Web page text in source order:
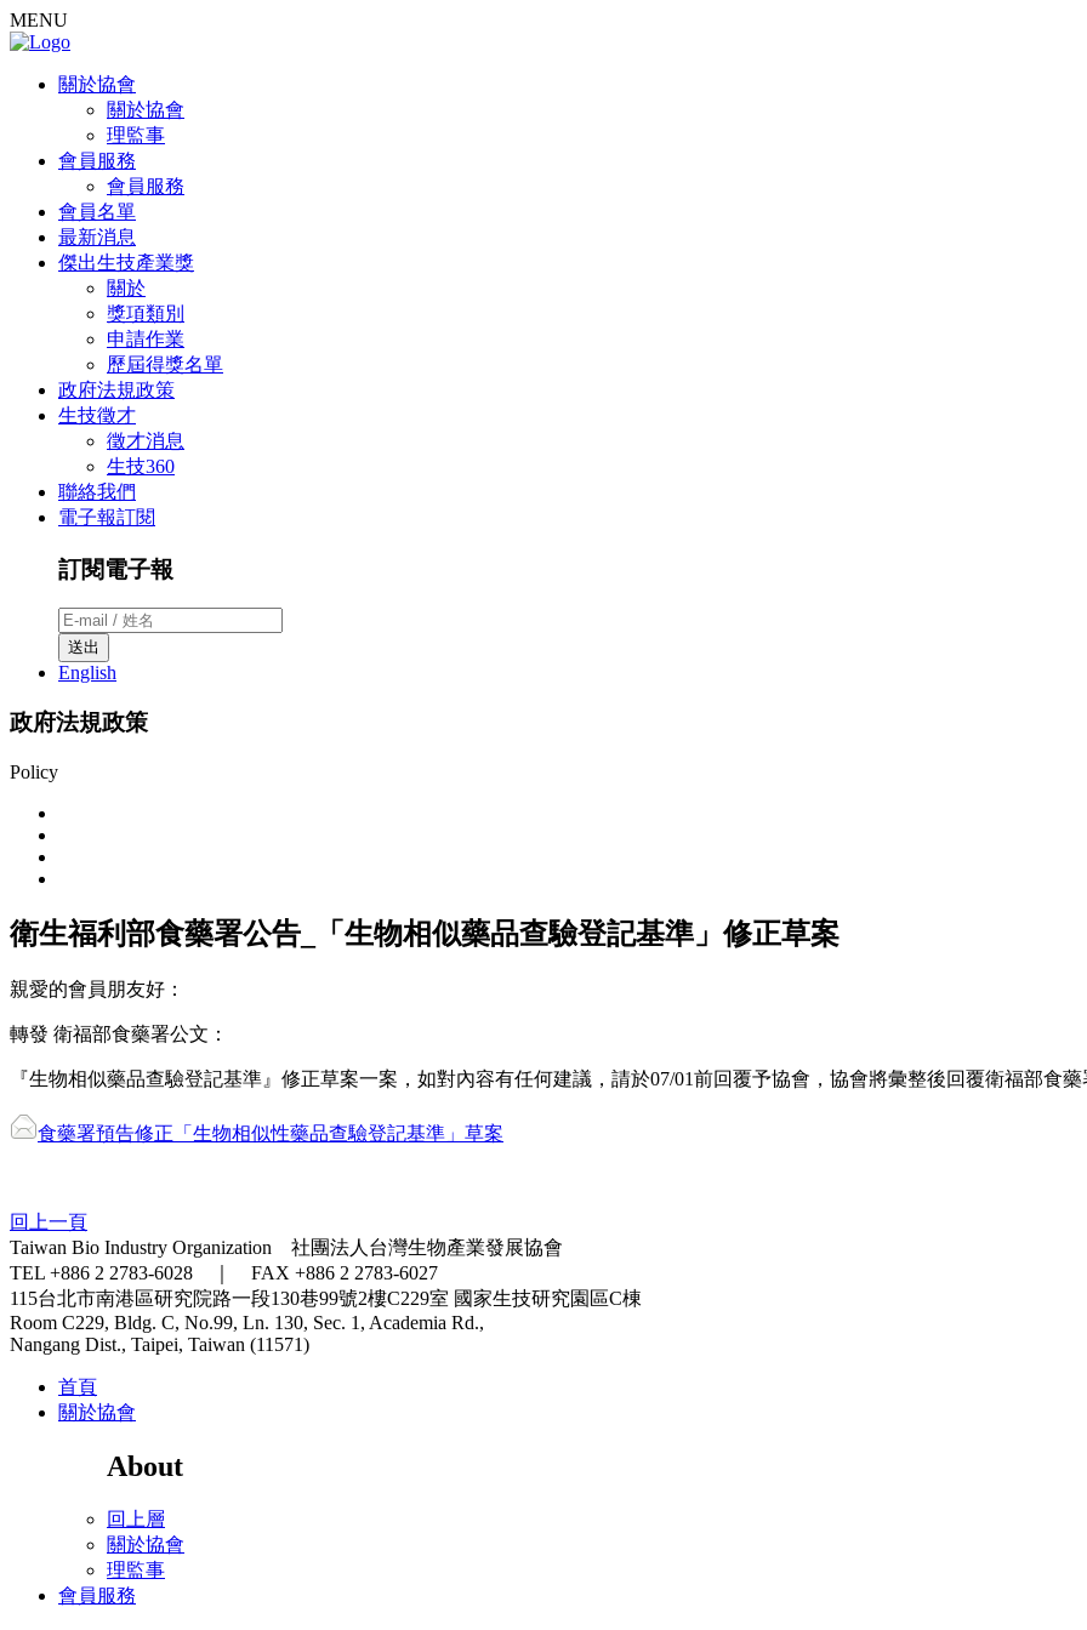
MENU
關於協會
關於協會
理監事
會員服務
會員服務
會員名單
最新消息
傑出生技產業獎
關於
獎項類別
申請作業
歷屆得獎名單
政府法規政策
生技徵才
徵才消息
生技360
聯絡我們
電子報訂閱
訂閱電子報
送出
English
政府法規政策
Policy
衛生福利部食藥署公告_「生物相似藥品查驗登記基準」修正草案
親愛的會員朋友好：
轉發 衛福部食藥署公文：
『生物相似藥品查驗登記基準』修正草案一案，如對內容有任何建議，請於07/01前回覆予協會，協會將彙整後回覆衛福部食藥
食藥署預告修正「生物相似性藥品查驗登記基準」草案
回上一頁
Taiwan Bio Industry Organization 社團法人台灣生物產業發展協會
TEL +886 2 2783-6028 ｜ FAX +886 2 2783-6027
115台北市南港區研究院路一段130巷99號2樓C229室 國家生技研究園區C棟
Room C229, Bldg. C, No.99, Ln. 130, Sec. 1, Academia Rd.,
Nangang Dist., Taipei, Taiwan (11571)
首頁
關於協會
About
回上層
關於協會
理監事
會員服務